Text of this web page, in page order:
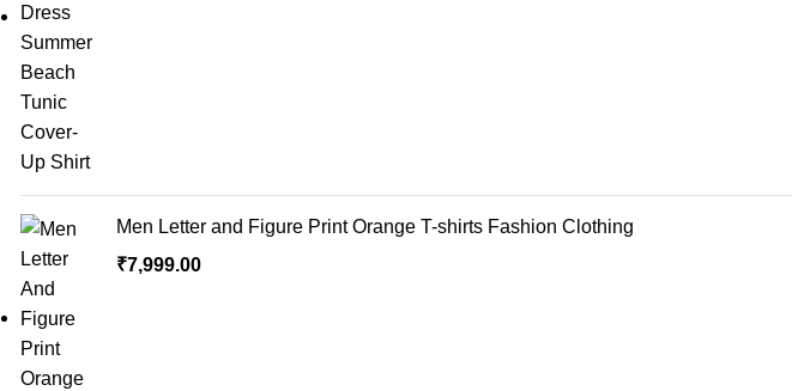
Men Letter and Figure Print Orange T-shirts Fashion Clothing
₹7,999.00